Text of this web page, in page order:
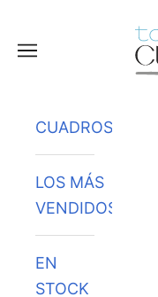
Menú
CUADROS
LOS MÁS
VENDIDOS
EN
STOCK